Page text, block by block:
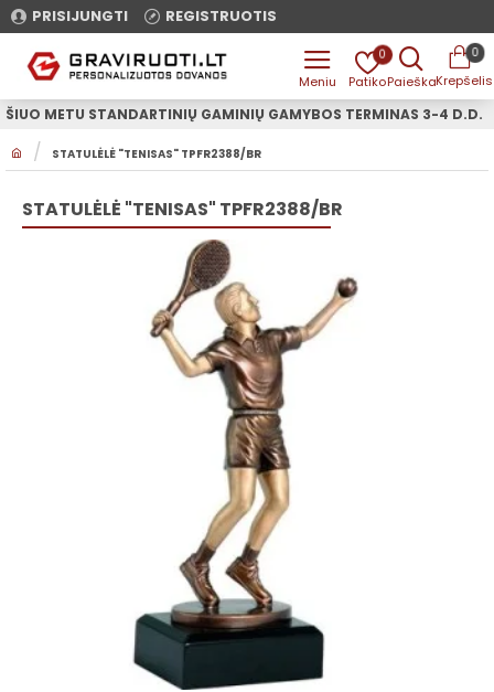
PRISIJUNGTI REGISTRUOTIS
0 0
O
E
STATULĖLĖ "TENISAS" TPFR2388/BR
ŠIUO METU STANDARTINIŲ GAMINIŲ GAMYBOS TERMINAS 3-4 D.D.
STATULĖLĖ "TENISAS" TPFR2388/BR